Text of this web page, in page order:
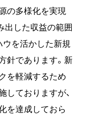
の多様化を実現
出した収益の範囲
ウを活かした新規
針であります。新
を軽減するため
しておりますが、
を達成しておら